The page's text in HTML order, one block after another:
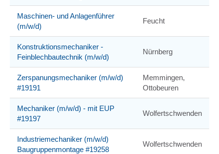
Maschinen- und Anlagenführer
(m/w/d)
Feucht
Konstruktionsmechaniker -
Feinblechbautechnik (m/w/d)
Nürnberg
Zerspanungsmechaniker (m/w/d)
#19191
Memmingen,
Ottobeuren
Mechaniker (m/w/d) - mit EUP
#19197
Wolfertschwenden
Industriemechaniker (m/w/d)
Baugruppenmontage #19258
Wolfertschwenden